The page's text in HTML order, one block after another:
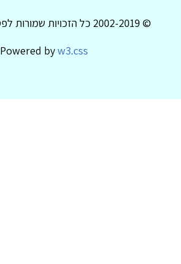
© 2002-2019 כל הזכויות שמורות לפסיכולוגיה עברית
Powered byw3.css